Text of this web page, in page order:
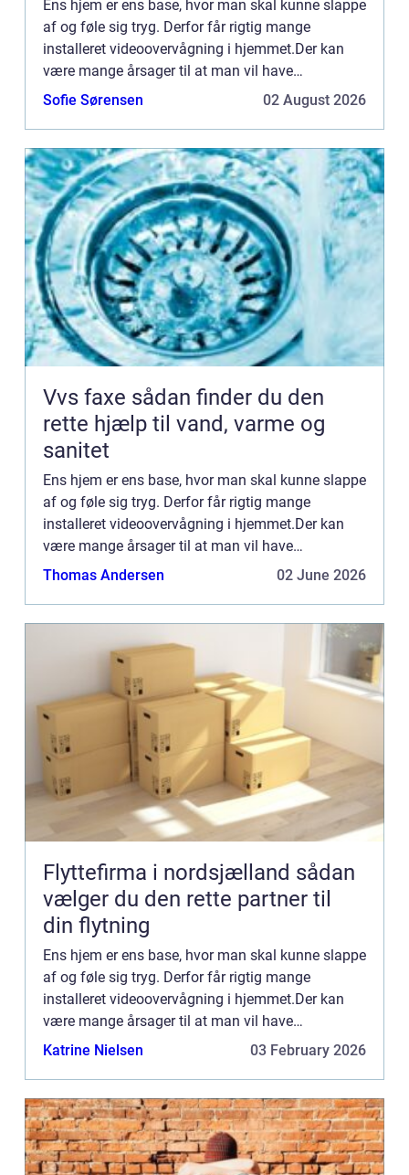
Ens hjem er ens base, hvor man skal kunne slappe
af og føle sig tryg. Derfor får rigtig mange
installeret videoovervågning i hjemmet.Der kan
være mange årsager til at man vil have
videoovervågning i hjemmet, men ens for alle er
Sofie Sørensen 02 August 2026
Vvs faxe sådan finder du den
rette hjælp til vand, varme og
sanitet
Ens hjem er ens base, hvor man skal kunne slappe
af og føle sig tryg. Derfor får rigtig mange
installeret videoovervågning i hjemmet.Der kan
være mange årsager til at man vil have
videoovervågning i hjemmet, men ens for alle er
Thomas Andersen 02 June 2026
Flyttefirma i nordsjælland sådan
vælger du den rette partner til
din flytning
Ens hjem er ens base, hvor man skal kunne slappe
af og føle sig tryg. Derfor får rigtig mange
installeret videoovervågning i hjemmet.Der kan
være mange årsager til at man vil have
videoovervågning i hjemmet, men ens for alle er
Katrine Nielsen 03 February 2026